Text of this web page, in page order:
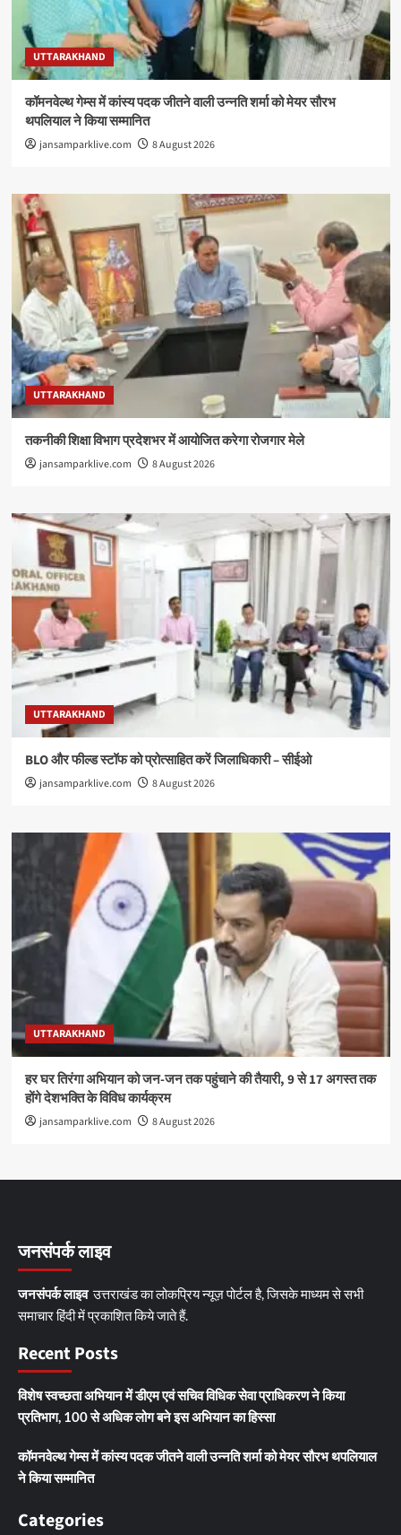
UTTARAKHAND
कॉमनवेल्थ गेम्स में कांस्य पदक जीतने वाली उन्नति शर्मा को मेयर सौरभ
थपलियाल ने किया सम्मानित
jansamparklive.com 8 August 2026
UTTARAKHAND
तकनीकी शिक्षा विभाग प्रदेशभर में आयोजित करेगा रोजगार मेले
jansamparklive.com 8 August 2026
UTTARAKHAND
BLO और फील्ड स्टॉफ को प्रोत्साहित करें जिलाधिकारी – सीईओ
jansamparklive.com 8 August 2026
UTTARAKHAND
हर घर तिरंगा अभियान को जन-जन तक पहुंचाने की तैयारी, 9 से 17 अगस्त तक
होंगे देशभक्ति के विविध कार्यक्रम
jansamparklive.com 8 August 2026
जनसंपर्क लाइव
जनसंपर्क लाइवउत्तराखंड का लोकप्रिय न्यूज़ पोर्टल है, जिसके माध्यम से सभी
समाचार हिंदी में प्रकाशित किये जाते हैं.
Recent Posts
विशेष स्वच्छता अभियान में डीएम एवं सचिव विधिक सेवा प्राधिकरण ने किया
प्रतिभाग, 100 से अधिक लोग बने इस अभियान का हिस्सा
कॉमनवेल्थ गेम्स में कांस्य पदक जीतने वाली उन्नति शर्मा को मेयर सौरभ थपलियाल
ने किया सम्मानित
Categories